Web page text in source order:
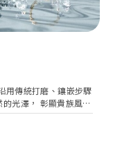
用傳統打磨、鑲嵌步驟
光澤， 彰顯貴族風
程，我們會把原始蠟